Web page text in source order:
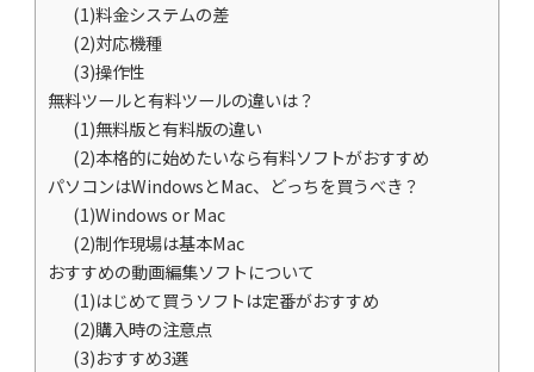
(1)料金システムの差
(2)対応機種
(3)操作性
無料ツールと有料ツールの違いは？
(1)無料版と有料版の違い
(2)本格的に始めたいなら有料ソフトがおすすめ
パソコンはWindowsとMac、どっちを買うべき？
(1)Windows or Mac
(2)制作現場は基本Mac
おすすめの動画編集ソフトについて
(1)はじめて買うソフトは定番がおすすめ
(2)購入時の注意点
(3)おすすめ3選